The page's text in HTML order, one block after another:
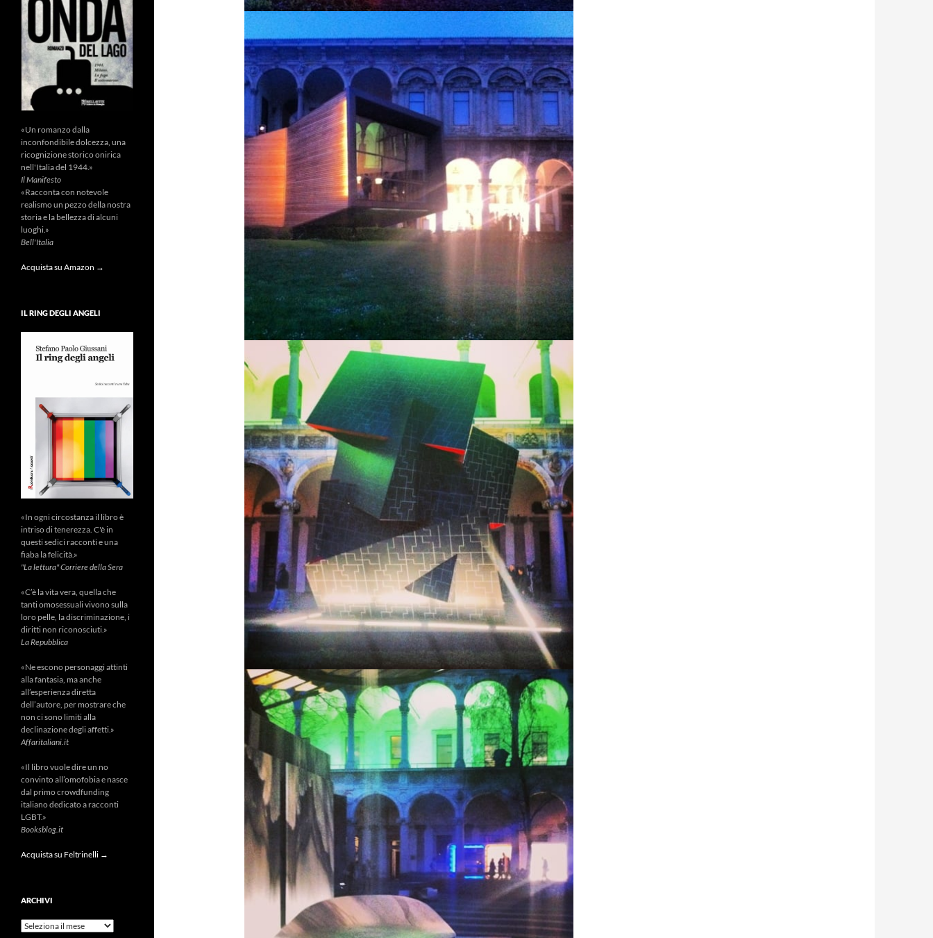
«Un romanzo dalla
inconfondibile dolcezza, una
ricognizione storico onirica
nell'Italia del 1944.»
Il Manifesto
«Racconta con notevole
realismo un pezzo della nostra
storia e la bellezza di alcuni
luoghi.»
Bell'Italia
Acquista su Amazon →
IL RING DEGLI ANGELI
«In ogni circostanza il libro è
intriso di tenerezza. C'è in
questi sedici racconti e una
fiaba la felicità.»
"La lettura" Corriere della Sera
«C’è la vita vera, quella che
tanti omosessuali vivono sulla
loro pelle, la discriminazione, i
diritti non riconosciuti.»
La Repubblica
«Ne escono personaggi attinti
alla fantasia, ma anche
all’esperienza diretta
dell’autore, per mostrare che
non ci sono limiti alla
declinazione degli affetti.»
Affaritaliani.it
«Il libro vuole dire un no
convinto all’omofobia e nasce
dal primo crowdfunding
italiano dedicato a racconti
LGBT.»
Booksblog.it
Acquista su Feltrinelli →
ARCHIVI
Archivi